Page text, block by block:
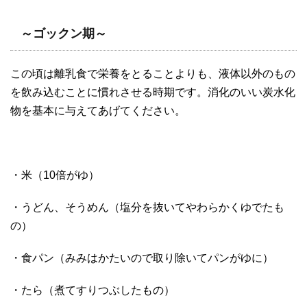
～ゴックン期～
この頃は離乳食で栄養をとることよりも、液体以外のもの
を飲み込むことに慣れさせる時期です。消化のいい炭水化
物を基本に与えてあげてください。
・米（10倍がゆ）
・うどん、そうめん（塩分を抜いてやわらかくゆでたも
の）
・食パン（みみはかたいので取り除いてパンがゆに）
・たら（煮てすりつぶしたもの）